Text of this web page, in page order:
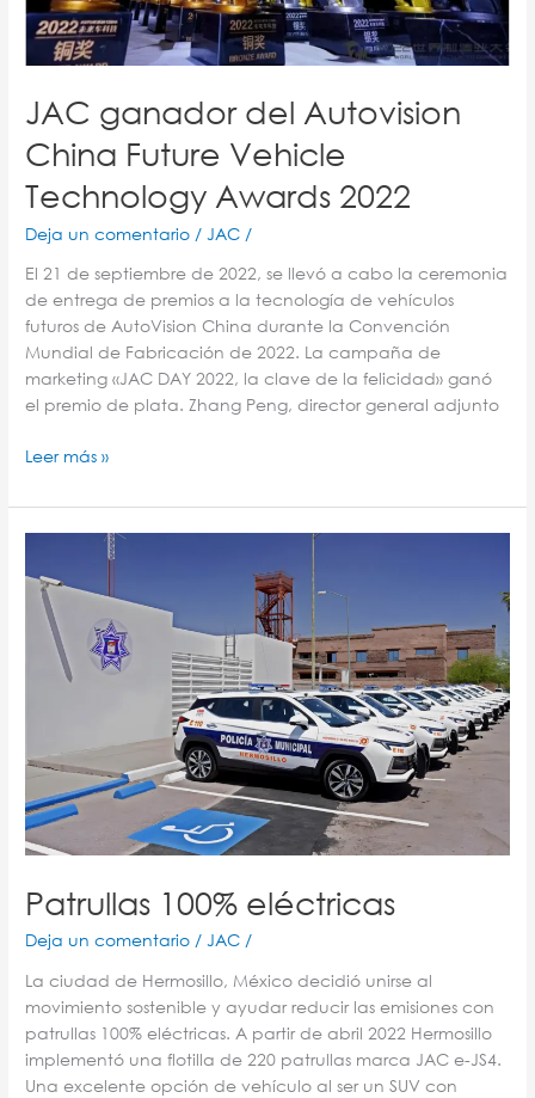
JAC ganador del Autovision
China Future Vehicle
Technology Awards 2022
Deja un comentario /JAC /
El 21 de septiembre de 2022, se llevó a cabo la ceremonia
de entrega de premios a la tecnología de vehículos
futuros de AutoVision China durante la Convención
Mundial de Fabricación de 2022. La campaña de
marketing «JAC DAY 2022, la clave de la felicidad» ganó
el premio de plata. Zhang Peng, director general adjunto
Leer más »
Patrullas 100% eléctricas
Deja un comentario /JAC /
La ciudad de Hermosillo, México decidió unirse al
movimiento sostenible y ayudar reducir las emisiones con
patrullas 100% eléctricas. A partir de abril 2022 Hermosillo
implementó una flotilla de 220 patrullas marca JAC e-JS4.
Una excelente opción de vehículo al ser un SUV con
eléctricas